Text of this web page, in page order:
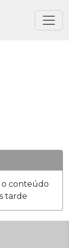
o conteúdo
tarde